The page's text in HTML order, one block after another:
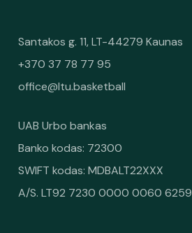
Santakos g. 11, LT-44279 Kaunas
+370 37 78 77 95
office@ltu.basketball
UAB Urbo bankas
Banko kodas: 72300
SWIFT kodas: MDBALT22XXX
A/S. LT92 7230 0000 0060 6259